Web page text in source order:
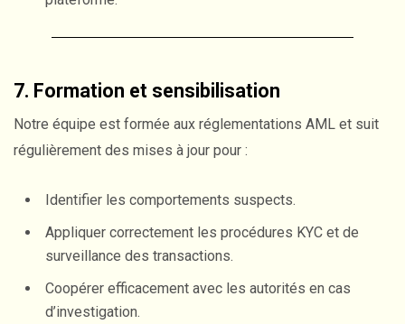
7. Formation et sensibilisation
Notre équipe est formée aux réglementations AML et suit
régulièrement des mises à jour pour :
Identifier les comportements suspects.
Appliquer correctement les procédures KYC et de
surveillance des transactions.
Coopérer efficacement avec les autorités en cas
d’investigation.